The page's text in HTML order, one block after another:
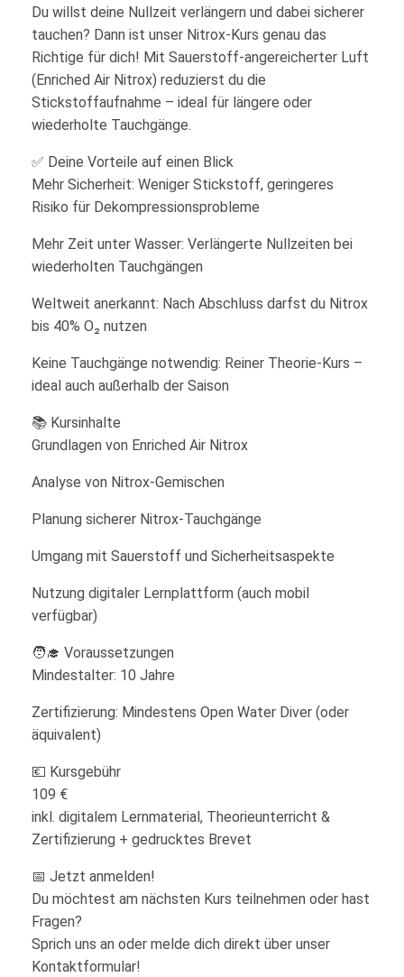
Du willst deine Nullzeit verlängern und dabei sicherer
tauchen? Dann ist unser Nitrox-Kurs genau das
Richtige für dich! Mit Sauerstoff-angereicherter Luft
(Enriched Air Nitrox) reduzierst du die
Stickstoffaufnahme – ideal für längere oder
wiederholte Tauchgänge.
✅ Deine Vorteile auf einen Blick
Mehr Sicherheit: Weniger Stickstoff, geringeres
Risiko für Dekompressionsprobleme
Mehr Zeit unter Wasser: Verlängerte Nullzeiten bei
wiederholten Tauchgängen
Weltweit anerkannt: Nach Abschluss darfst du Nitrox
bis 40% O₂ nutzen
Keine Tauchgänge notwendig: Reiner Theorie-Kurs –
ideal auch außerhalb der Saison
📚 Kursinhalte
Grundlagen von Enriched Air Nitrox
Analyse von Nitrox-Gemischen
Planung sicherer Nitrox-Tauchgänge
Umgang mit Sauerstoff und Sicherheitsaspekte
Nutzung digitaler Lernplattform (auch mobil
verfügbar)
🧑‍🎓 Voraussetzungen
Mindestalter: 10 Jahre
Zertifizierung: Mindestens Open Water Diver (oder
äquivalent)
💶 Kursgebühr
109 €
inkl. digitalem Lernmaterial, Theorieunterricht &
Zertifizierung + gedrucktes Brevet
📅 Jetzt anmelden!
Du möchtest am nächsten Kurs teilnehmen oder hast
Fragen?
Sprich uns an oder melde dich direkt über unser
Kontaktformular!